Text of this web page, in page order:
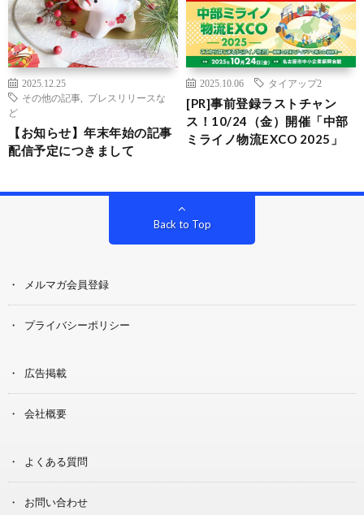
2025.12.25
その他の記事
プレスリリースな
ど
【お知らせ】年末年始の記事
配信予定につきまして
2025.10.06 タイアップ2
[PR]事前登録ラストチャン
ス！10/24（金）開催「中部
ミライノ物流EXCO 2025」
Back to Top
メルマガ会員登録
プライバシーポリシー
広告掲載
会社概要
よくある質問
お問い合わせ